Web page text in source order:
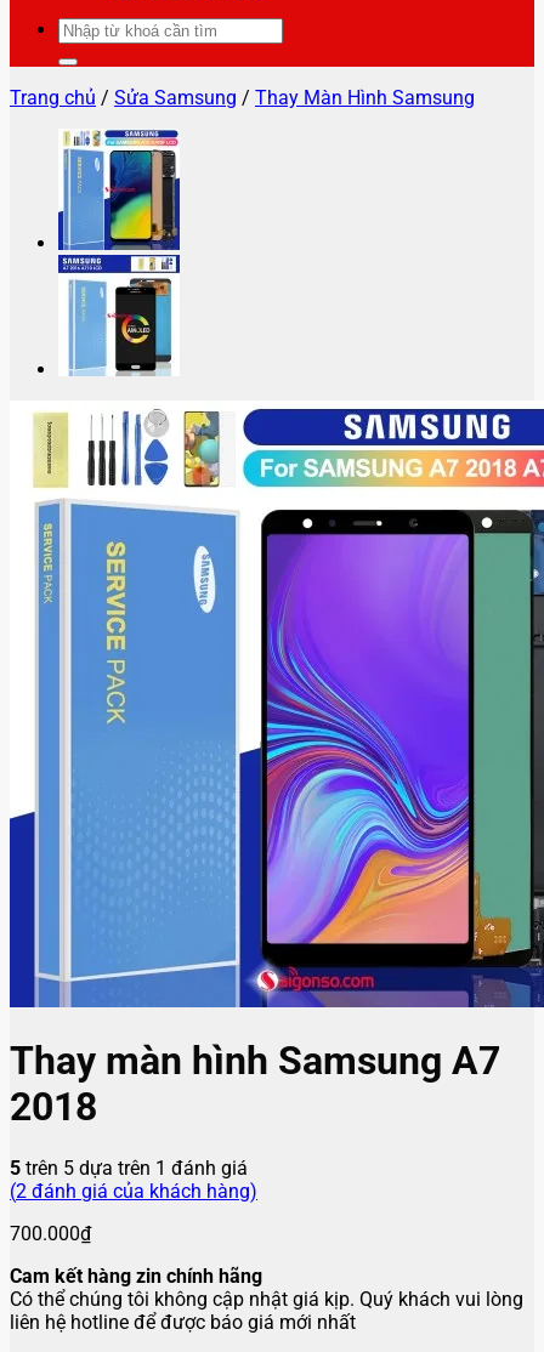
Tìm
kiếm:
Trang chủ / Sửa Samsung / Thay Màn Hình Samsung
Thay màn hình Samsung A7
2018
5 trên 5 dựa trên 1 đánh giá
(2 đánh giá của khách hàng)
700.000₫
Cam kết hàng zin chính hãng
Có thể chúng tôi không cập nhật giá kịp. Quý khách vui lòng
liên hệ hotline để được báo giá mới nhất